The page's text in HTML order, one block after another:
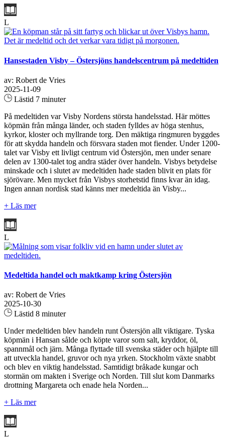
L
Hansestaden Visby – Östersjöns handelscentrum på medeltiden
av: Robert de Vries
2025-11-09
Lästid 7 minuter
På medeltiden var Visby Nordens största handelsstad. Här möttes
köpmän från många länder, och staden fylldes av höga stenhus,
kyrkor, kloster och myllrande torg. Den mäktiga ringmuren byggdes
för att skydda handeln och försvara staden mot fiender. Under 1200-
talet var Visby ett livligt centrum vid Östersjön, men under senare
delen av 1300-talet tog andra städer över handeln. Visbys betydelse
minskade och i slutet av medeltiden hade staden blivit en plats för
sjörövare. Men mycket från Visbys storhetstid finns kvar än idag.
Ingen annan nordisk stad känns mer medeltida än Visby...
+ Läs mer
L
Medeltida handel och maktkamp kring Östersjön
av: Robert de Vries
2025-10-30
Lästid 8 minuter
Under medeltiden blev handeln runt Östersjön allt viktigare. Tyska
köpmän i Hansan sålde och köpte varor som salt, kryddor, öl,
spannmål och järn. Många flyttade till svenska städer och hjälpte till
att utveckla handel, gruvor och nya yrken. Stockholm växte snabbt
och blev en viktig handelsstad. Samtidigt bråkade kungar och
stormän om makten i Sverige och Norden. Till slut kom Danmarks
drottning Margareta och enade hela Norden...
+ Läs mer
L